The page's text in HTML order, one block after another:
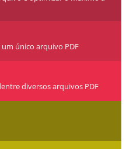
um único arquivo PDF
diversos arquivos PDF